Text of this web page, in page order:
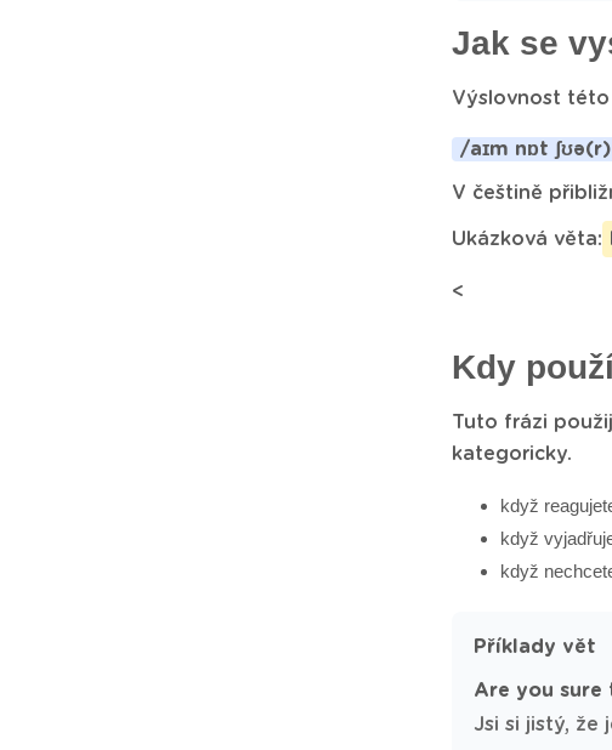
Jak se
Výslovnost této
/aɪm nɒt
V češtině
Ukázková věta:
<
Kdy
Tuto frázi
kategoricky.
když
když
když
Příklady vět
Are you sure
Jsi si jistý, že